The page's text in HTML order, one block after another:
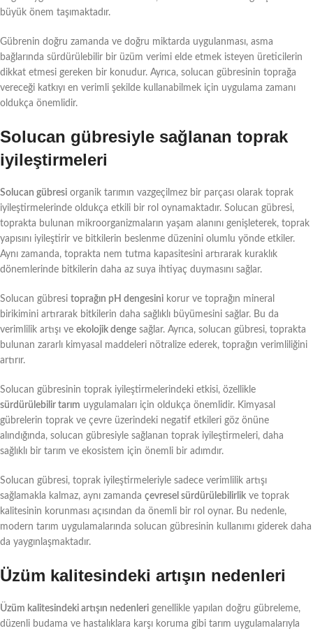
büyük önem taşımaktadır.
Gübrenin doğru zamanda ve doğru miktarda uygulanması, asma
bağlarında sürdürülebilir bir üzüm verimi elde etmek isteyen üreticilerin
dikkat etmesi gereken bir konudur. Ayrıca, solucan gübresinin toprağa
vereceği katkıyı en verimli şekilde kullanabilmek için uygulama zamanı
oldukça önemlidir.
Solucan gübresiyle sağlanan toprak
iyileştirmeleri
Solucan gübresi organik tarımın vazgeçilmez bir parçası olarak toprak
iyileştirmelerinde oldukça etkili bir rol oynamaktadır. Solucan gübresi,
toprakta bulunan mikroorganizmaların yaşam alanını genişleterek, toprak
yapısını iyileştirir ve bitkilerin beslenme düzenini olumlu yönde etkiler.
Aynı zamanda, toprakta nem tutma kapasitesini artırarak kuraklık
dönemlerinde bitkilerin daha az suya ihtiyaç duymasını sağlar.
Solucan gübresi toprağın pH dengesini korur ve toprağın mineral
birikimini artırarak bitkilerin daha sağlıklı büyümesini sağlar. Bu da
verimlilik artışı ve ekolojik denge sağlar. Ayrıca, solucan gübresi, toprakta
bulunan zararlı kimyasal maddeleri nötralize ederek, toprağın verimliliğini
artırır.
Solucan gübresinin toprak iyileştirmelerindeki etkisi, özellikle
sürdürülebilir tarım uygulamaları için oldukça önemlidir. Kimyasal
gübrelerin toprak ve çevre üzerindeki negatif etkileri göz önüne
alındığında, solucan gübresiyle sağlanan toprak iyileştirmeleri, daha
sağlıklı bir tarım ve ekosistem için önemli bir adımdır.
Solucan gübresi, toprak iyileştirmeleriyle sadece verimlilik artışı
sağlamakla kalmaz, aynı zamanda çevresel sürdürülebilirlik ve toprak
kalitesinin korunması açısından da önemli bir rol oynar. Bu nedenle,
modern tarım uygulamalarında solucan gübresinin kullanımı giderek daha
da yaygınlaşmaktadır.
Üzüm kalitesindeki artışın nedenleri
Üzüm kalitesindeki artışın nedenleri genellikle yapılan doğru gübreleme,
düzenli budama ve hastalıklara karşı koruma gibi tarım uygulamalarıyla